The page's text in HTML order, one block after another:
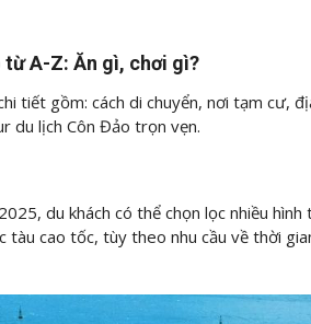
A-Z: Ăn gì, chơi gì?
tiết gồm: cách di chuyển, nơi tạm cư,
du lịch Côn Đảo trọn vẹn.
du khách có thể chọn lọc nhiều hình
tàu cao tốc, tùy theo nhu cầu về thời